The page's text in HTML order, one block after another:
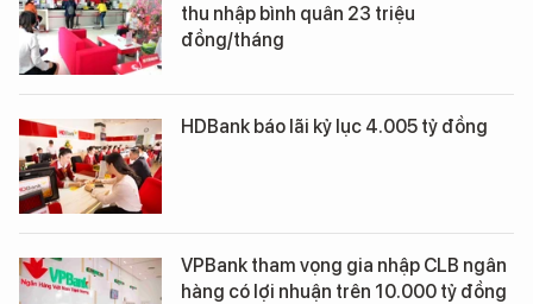
thu nhập bình quân 23 triệu
đồng/tháng
HDBank báo lãi kỷ lục 4.005 tỷ đồng
VPBank tham vọng gia nhập CLB ngân
hàng có lợi nhuận trên 10.000 tỷ đồng